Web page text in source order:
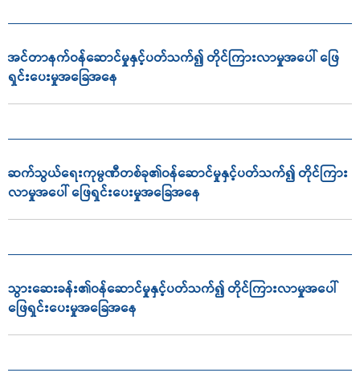
အင်တာနက်ဝန်ဆောင်မှုနှင့်ပတ်သက်၍ တိုင်ကြားလာမှုအပေါ် ဖြေ
ရှင်းပေးမှုအခြေအနေ
ဆက်သွယ်ရေးကုမ္ပဏီတစ်ခု၏ဝန်ဆောင်မှုနှင့်ပတ်သက်၍ တိုင်ကြား
လာမှုအပေါ် ဖြေရှင်းပေးမှုအခြေအနေ
သွားဆေးခန်း၏ဝန်ဆောင်မှုနှင့်ပတ်သက်၍ တိုင်ကြားလာမှုအပေါ်
ဖြေရှင်းပေးမှုအခြေအနေ